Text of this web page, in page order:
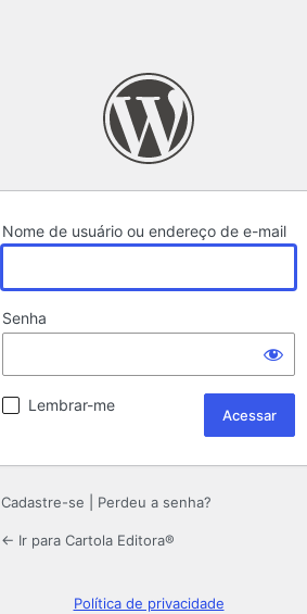
Nome de usuário ou endereço de e-mail
Senha
Lembrar-me
Cadastre-se Perdeu a senha?
← Ir para Cartola Editora®️
Política de privacidade